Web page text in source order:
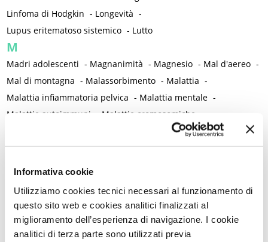
Informativa cookie
Utilizziamo cookies tecnici necessari al funzionamento di
questo sito web e cookies analitici finalizzati al
miglioramento dell’esperienza di navigazione. I cookie
analitici di terza parte sono utilizzati previa
Linfoma di Hodgkin - Longevità -
Lupus eritematoso sistemico - Lutto
M
Madri adolescenti - Magnanimità - Magnesio - Mal d'aereo -
Mal di montagna - Malassorbimento - Malattia -
Malattia infiammatoria pelvica - Malattia mentale -
Malattie autoimmuni
Malattie cromosomiche
Malattie metaboliche -
Malattie neurologiche -Malattie reumatiche -
Mastodinia / Mastalgia
Mastopatia fibrocistica - Maternità
Matrimonio non consumato - Medicina -Medicina di genere